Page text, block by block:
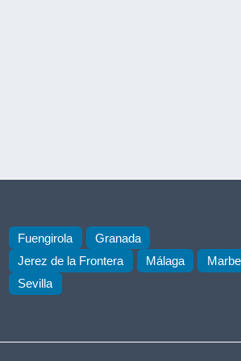
Fuengirola
Granada
Jerez de la Frontera
Málaga
Sevilla